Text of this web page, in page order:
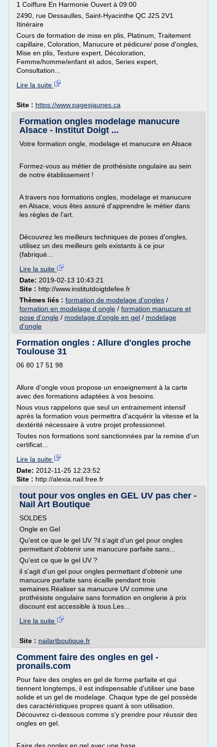
1 Coiffure En Harmonie Ouvert à 09:00
2490, rue Dessaulles, Saint-Hyacinthe QC J2S 2V1
Itinéraire
Cours de formation de mise en plis, Platinum, Traitement
capillaire, Coloration, Manucure et pédicure/ pose d'ongles,
Mise en plis, Texture expert, Décoloration,
Femme/homme/enfant et ados, Series expert,
Consultation...
Lire la suite
Site : https://www.pagesjaunes.ca
Formation ongles modelage manucure
Alsace - Institut Doigt ...
Votre formation ongle, modelage et manucure en Alsace
Formez-vous au métier de prothésiste ongulaire au sein
de notre établissement !
A travers nos formations ongles, modelage et manucure
en Alsace, vous êtes assuré d'apprendre le métier dans
les règles de l'art.
Découvrez les meilleurs techniques de poses d'ongles,
utilisez un des meilleurs gels existants à ce jour
(fabriqué...
Lire la suite
Date: 2019-02-13 10:43:21
Site : http://www.institutdoigtdefee.fr
Thèmes liés : formation de modelage d'ongles /
formation en modelage d ongle / formation manucure et
pose d'ongle / modelage d'ongle en gel / modelage
d'ongle
Formation ongles : Allure d'ongles proche
Toulouse 31
06 80 17 51 98
Allure d'ongle vous propose un enseignement à la carte
avec des formations adaptées à vos besoins.
Nous vous rappelons que seul un entrainement intensif
après la formation vous permettra d'acquérir la vitesse et la
dextérité nécessaire à votre projet professionnel.
Toutes nos formations sont sanctionnées par la remise d'un
certificat...
Lire la suite
Date: 2012-11-25 12:23:52
Site : http://alexia.nail.free.fr
tout pour vos ongles en GEL UV pas cher -
Nail Art Boutique
SOLDES
Ongle en Gel
Qu'est ce que le gel UV ?il s'agit d'un gel pour ongles
permettant d'obtenir une manucure parfaite sans...
Qu'est ce que le gel UV ?
il s'agit d'un gel pour ongles permettant d'obtenir une
manucure parfaite sans écaille pendant trois
semaines.Réaliser sa manucure UV comme une
prothésiste ongulaire sans formation en onglerie à prix
discount est accessible à tous.Les...
Lire la suite
Site : nailartboutique.fr
Comment faire des ongles en gel -
pronails.com
Pour faire des ongles en gel de forme parfaite et qui
tiennent longtemps, il est indispensable d'utiliser une base
solide et un gel de modelage. Chaque type de gel possède
des caractéristiques propres quant à son utilisation.
Découvrez ci-dessous comme s'y prendre pour réussir des
ongles en gel.